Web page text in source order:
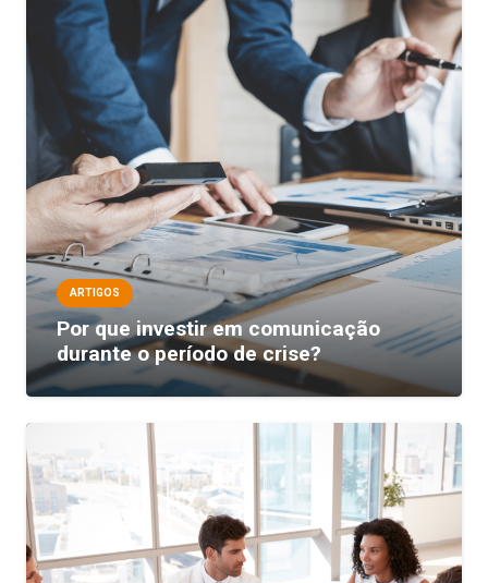
ARTIGOS
Por que investir em comunicação
durante o período de crise?